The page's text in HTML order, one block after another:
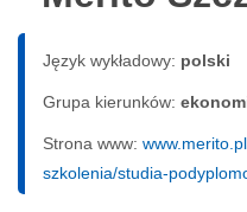
Język wykładowy: polski
Grupa kierunków:
Strona www:
szkolenia/studia-